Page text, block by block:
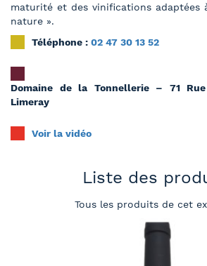
maturité et des vinifications adaptées
nature ».
Téléphone : 02 47 30 13 52
Domaine de la Tonnellerie – 71
Limeray
Voir la vidéo
Liste des
Tous les produits de cet